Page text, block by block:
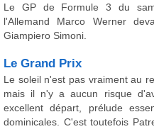
Le GP de Formule 3 du
l'Allemand Marco Werner
Giampiero Simoni.
Le Grand Prix
Le soleil n'est pas vraiment au
mais il n'y a aucun risque
excellent départ, prélude
dominicales. C'est toutefois